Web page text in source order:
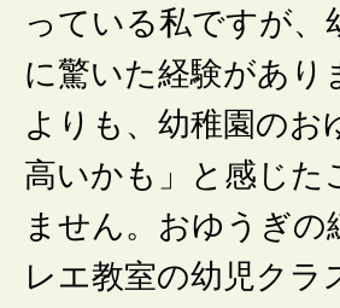
っている私ですが
に驚いた経験があり
よりも、幼稚園の
高いかも」と感じた
ません。おゆうぎ
レエ教室の幼児クラ